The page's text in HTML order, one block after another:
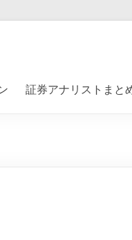
証券アナリストまと